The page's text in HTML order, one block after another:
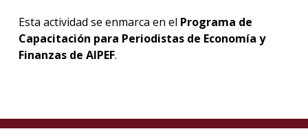
Esta actividad se enmarca en el Programa de
Capacitación para Periodistas de Economía y
Finanzas de AIPEF.